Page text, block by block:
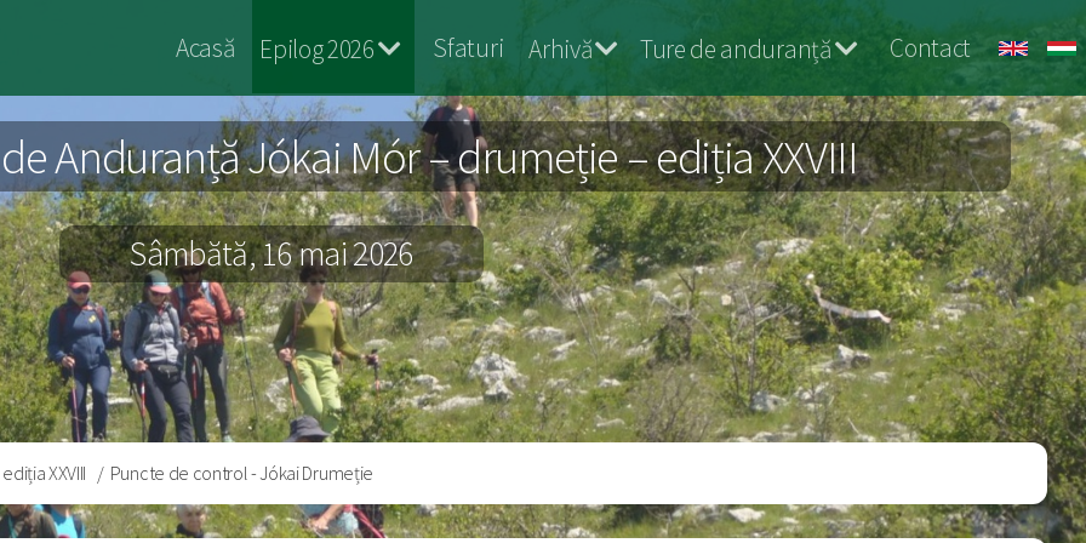
Jokai
Gyalog
Acasă Epilog 2026 Sfaturi Arhivă Ture de anduranță Contact
Anduranță Jókai Mór – drumeție – ediția XXVIII
Sâmbătă, 16 mai 2026
XXVIII Puncte de control - Jókai Drumeție